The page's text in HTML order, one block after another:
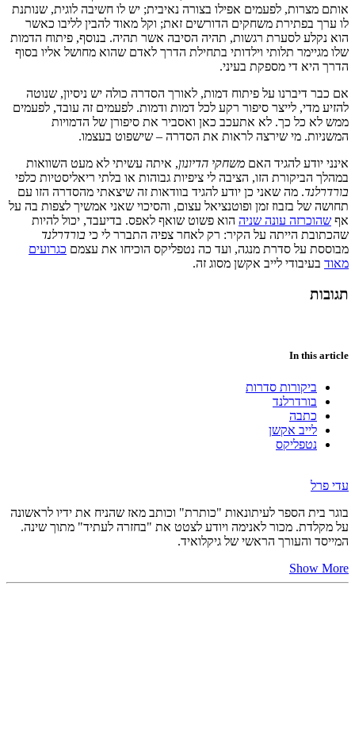
אותם מצרות, לפעמים אפילו בצורה נאיבית; יש לו חשיבה לוגית, שנותנת
לו ערך בפתירת משחקים הדורשים זאת; וקל מאוד להבין לליבו כאשר
הוא נקלע לסערת רגשות, תהיה הסיבה אשר תהיה. בנוסף, פיתוח הדמות
שלו מגיימר תלותי וילדותי בתחילת הדרך לאדם שהוא מחושל אליו בסוף
הדרך היא די מספקת בעיני.
אם כבר דיברנו על פיתוח דמות, לאורך הסדרה כולה יש ניסיון, שנוטה
להזיע מדי, לייצר סיפור רקע לכל דמות ודמות. לפעמים זה עובד, לפעמים
ממש לא כל כך. לא אתעכב כאן ואסביר את סיפורן של הדמויות
המשניות. מי שירצה לראות את הסדרה – שישפוט בעצמו.
אינני יודע להגיד האם משחקי הדיונון, איתה עשיתי לא מעט השוואות
במהלך הביקורת הזו, הציבה לי ציפיות גבוהות או בלתי ריאליסטיות כלפי
בורדרלנד. מה שאני כן יודע להגיד בוודאות זה שיצאתי מהסדרה הזו עם
תחושה של בזבוז זמן ופוטנציאל עצום, והסיכוי שאני אמשיך לצפות בה על
אף שהוכרזה עונה שניה הוא פשוט שואף לאפס. בדיעבד, יכול להיות
שהכתובת הייתה על הקיר: רק לאחר צפיה התברר לי כי בורדרלנד
מבוססת על סדרת מנגה, ועד כה נטפליקס הוכיחו את עצמם כגרועים
מאוד בעיבודי לייב אקשן מסוג זה.
תגובות
In this article
ביקורות סדרות
בורדרלנד
כתבה
לייב אקשן
נטפליקס
עדי פרל
בוגר בית הספר לעיתונאות "כותרת" וכותב מאז שהניח את ידיו לראשונה
על מקלדת. מכור לאנימה ויודע לצטט את "בחזרה לעתיד" מתוך שינה.
המייסד והעורך הראשי של גיקלואיד.
Show More